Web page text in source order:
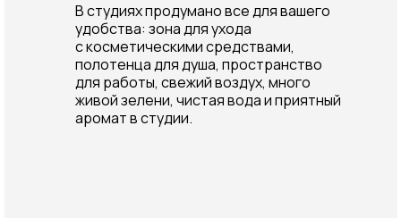
В студиях продумано все для вашего
удобства: зона для ухода
с косметическими средствами,
полотенца для душа, пространство
для работы, свежий воздух, много
живой зелени, чистая вода и приятный
аромат в студии.